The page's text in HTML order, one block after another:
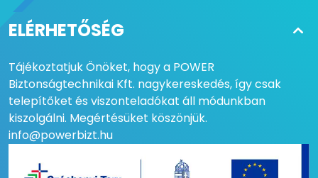
ELÉRHETŐSÉG
Tájékoztatjuk Önöket, hogy a POWER
Biztonságtechnikai Kft. nagykereskedés, így csak
telepítőket és viszonteladókat áll módunkban
kiszolgálni. Megértésüket köszönjük.
info@powerbizt.hu